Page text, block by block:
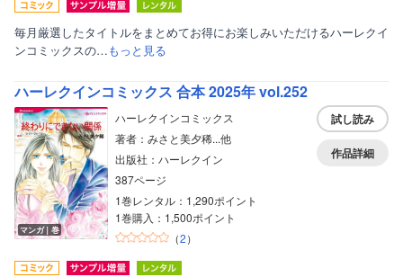
毎月厳選したタイトルをまとめてお得にお楽しみいただけるハーレクイ
ンコミックスの…もっと見る
ハーレクインコミックス 合本 2025年 vol.252
マンガ｜巻
ハーレクインコミックス
著者：みさと美夕稀...他
出版社：ハーレクイン
387ページ
1巻レンタル：1,290ポイント
1巻購入：1,500ポイント
（2）
試し読み
作品詳細